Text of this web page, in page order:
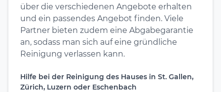
über die verschiedenen Angebote erhalten
und ein passendes Angebot finden. Viele
Partner bieten zudem eine Abgabegarantie
an, sodass man sich auf eine gründliche
Reinigung verlassen kann.
Hilfe bei der Reinigung des Hauses in St. Gallen,
Zürich, Luzern oder Eschenbach